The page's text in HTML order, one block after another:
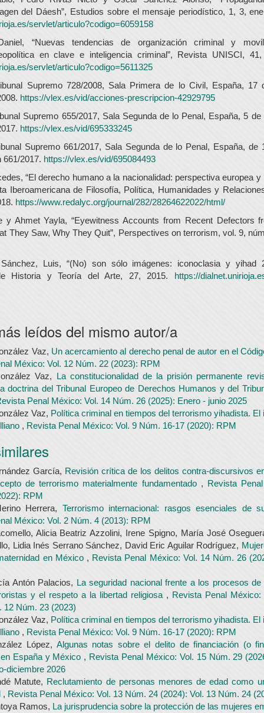
del Dáesh”, Estudios sobre el mensaje periodístico, 1, 3,
servlet/articulo?codigo=6059158
“Nuevas tendencias de organización criminal y
en clave e inteligencia criminal”, Revista UNISCI,
servlet/articulo?codigo=5611325
Supremo 728/2008, Sala Primera de lo Civil, España, 17
https://vlex.es/vid/acciones-prescripcion-42929795
Supremo 655/2017, Sala Segunda de lo Penal, España, 5
https://vlex.es/vid/695333245
Supremo 661/2017, Sala Segunda de lo Penal, España, de
661/2017. https://vlex.es/vid/695084493
“El derecho humano a la nacionalidad: perspectiva europea y
Iberoamericana de Filosofía, Política, Humanidades y
https://www.redalyc.org/journal/282/28264622022/html/
y Ahmet Yayla, “Eyewitness Accounts from Recent Defectors
They Saw, Why They Quit”, Perspectives on terrorism, vol. 9,
Luis, “(No) son sólo imágenes: iconoclasia y yihad
Historia y Teoría del Arte, 27, 2015. https://
leídos del mismo autor/a
Vaz, Un acercamiento al derecho penal de autor en el
México: Vol. 12 Núm. 22 (2023): RPM
Vaz, La constitucionalidad de la prisión permanente
doctrina del Tribunal Europeo de Derechos Humanos y del
Penal México: Vol. 14 Núm. 26 (2025): Enero - junio 2025
Vaz, Política criminal en tiempos del terrorismo yihadista. El
, Revista Penal México: Vol. 9 Núm. 16-17 (2020): RPM
García, Revisión crítica de los delitos contra-discursivos
de terrorismo materialmente fundamentado , Revista
RPM
Herrera, Terrorismo internacional: rasgos esenciales de
México: Vol. 2 Núm. 4 (2013): RPM
Alicia Beatriz Azzolini, Irene Spigno, María José
Lidia Inés Serrano Sánchez, David Eric Aguilar Rodríguez,
en México , Revista Penal México: Vol. 14 Núm. 26
Antón Palacios, La seguridad nacional frente a los procesos
y el respeto a la libertad religiosa , Revista Penal
12 Núm. 23 (2023)
Vaz, Política criminal en tiempos del terrorismo yihadista. El
, Revista Penal México: Vol. 9 Núm. 16-17 (2020): RPM
López, Algunas notas sobre el delito de financiación (o
España y México , Revista Penal México: Vol. 15 Núm. 29
diciembre 2026
Matute, Reclutamiento de personas menores de edad como
, Revista Penal México: Vol. 13 Núm. 24 (2024): Vol. 13 Núm. 24
Ramos, La jurisprudencia sobre la protección de las mujeres